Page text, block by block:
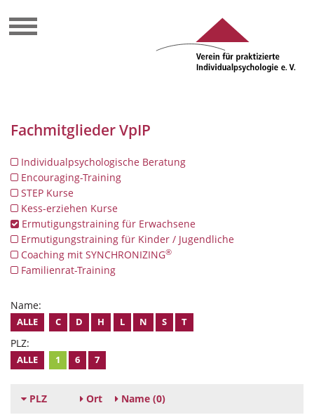
Fachmitglieder VpIP
Individualpsychologische Beratung
Encouraging-Training
STEP Kurse
Kess-erziehen Kurse
Ermutigungstraining für Erwachsene
Ermutigungstraining für Kinder / Jugendliche
Coaching mit SYNCHRONIZING®
Familienrat-Training
Name:
ALLE C D H L N S T
PLZ:
ALLE 1 6 7
PLZ Ort Name (0)